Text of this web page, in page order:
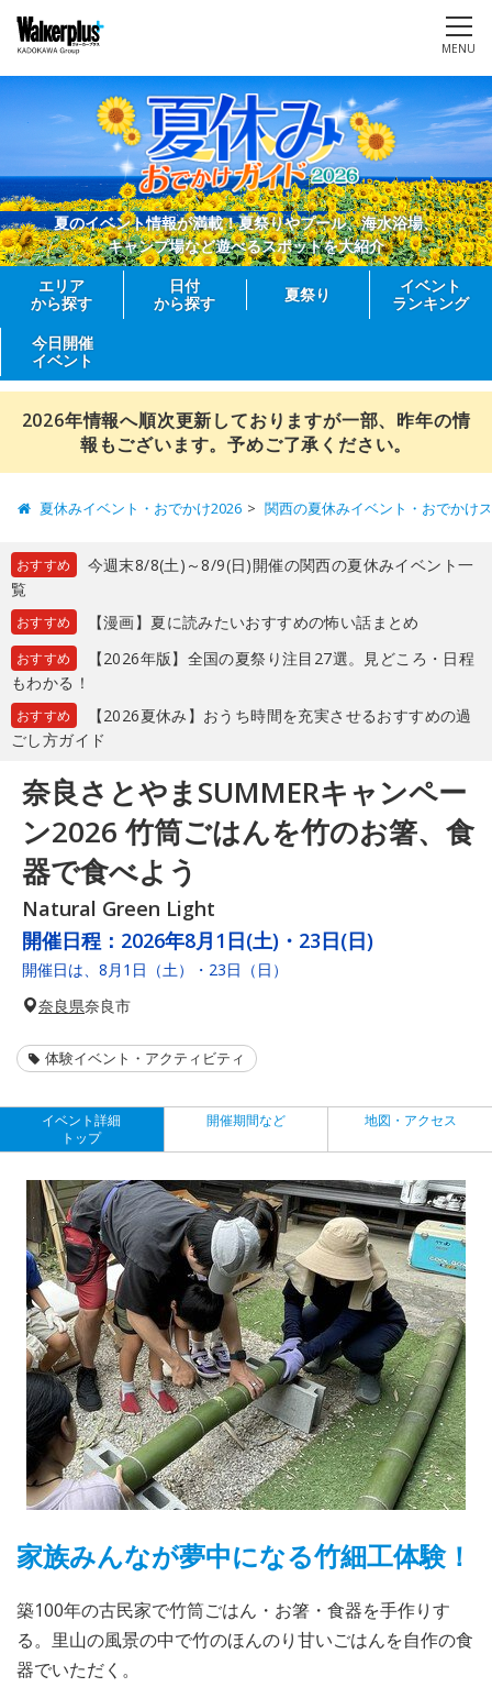
MENU
夏のイベント情報が満載！夏祭りやプール、海水浴場、
キャンプ場など遊べるスポットを大紹介
エリア
から探す
日付
から探す
夏祭り
イベント
ランキング
今日開催
イベント
2026年情報へ順次更新しておりますが一部、昨年の情
報もございます。予めご了承ください。
夏休みイベント・おでかけ2026 関西の夏休みイベント・おでかけ
おすすめ
今週末8/8(土)～8/9(日)開催の関西の夏休みイベント一
覧
おすすめ 【漫画】夏に読みたいおすすめの怖い話まとめ
おすすめ
【2026年版】全国の夏祭り注目27選。見どころ・日程
もわかる！
おすすめ
【2026夏休み】おうち時間を充実させるおすすめの過
ごし方ガイド
奈良さとやまSUMMERキャンペー
ン2026 竹筒ごはんを竹のお箸、食
器で食べよう
Natural Green Light
開催日程： 2026年8月1日(土)・23日(日)
開催日は、8月1日（土）・23日（日）
奈良県奈良市
体験イベント・アクティビティ
イベント詳細
トップ
開催期間など 地図・アクセス
家族みんなが夢中になる竹細工体験！
築100年の古民家で竹筒ごはん・お箸・食器を手作りす
る。里山の風景の中で竹のほんのり甘いごはんを自作の食
器でいただく。